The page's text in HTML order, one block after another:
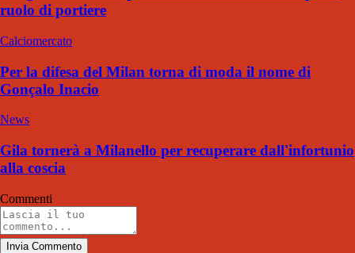
ruolo di portiere
Calciomercato
Per la difesa del Milan torna di moda il nome di
Gonçalo Inacio
News
Gila tornerà a Milanello per recuperare dall'infortunio
alla coscia
Commenti
Invia Commento